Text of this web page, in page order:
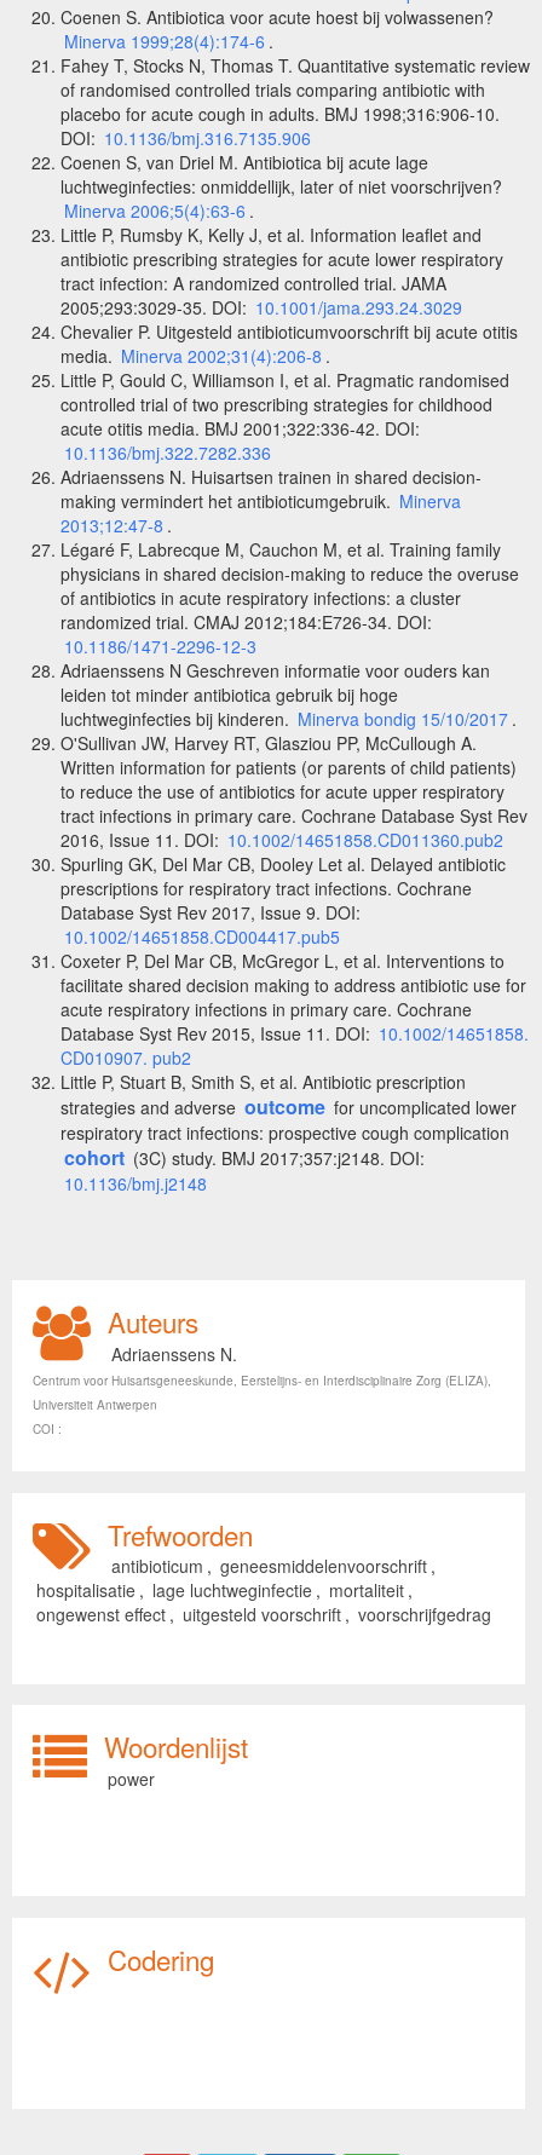
Coenen S. Antibiotica voor acute hoest bij volwassenen?
Minerva 1999;28(4):174-6 .
Fahey T, Stocks N, Thomas T. Quantitative systematic review
of randomised controlled trials comparing antibiotic with
placebo for acute cough in adults. BMJ 1998;316:906-10.
DOI: 10.1136/bmj.316.7135.906
Coenen S, van Driel M. Antibiotica bij acute lage
luchtweginfecties: onmiddellijk, later of niet voorschrijven?
Minerva 2006;5(4):63-6 .
Little P, Rumsby K, Kelly J, et al. Information leaflet and
antibiotic prescribing strategies for acute lower respiratory
tract infection: A randomized controlled trial. JAMA
2005;293:3029-35. DOI: 10.1001/jama.293.24.3029
Chevalier P. Uitgesteld antibioticumvoorschrift bij acute otitis
media. Minerva 2002;31(4):206-8 .
Little P, Gould C, Williamson I, et al. Pragmatic randomised
controlled trial of two prescribing strategies for childhood
acute otitis media. BMJ 2001;322:336-42. DOI:
10.1136/bmj.322.7282.336
Adriaenssens N. Huisartsen trainen in shared decision-
making vermindert het antibioticumgebruik. Minerva
2013;12:47-8 .
Légaré F, Labrecque M, Cauchon M, et al. Training family
physicians in shared decision-making to reduce the overuse
of antibiotics in acute respiratory infections: a cluster
randomized trial. CMAJ 2012;184:E726-34. DOI:
10.1186/1471-2296-12-3
Adriaenssens N Geschreven informatie voor ouders kan
leiden tot minder antibiotica gebruik bij hoge
luchtweginfecties bij kinderen. Minerva bondig 15/10/2017 .
O'Sullivan JW, Harvey RT, Glasziou PP, McCullough A.
Written information for patients (or parents of child patients)
to reduce the use of antibiotics for acute upper respiratory
tract infections in primary care. Cochrane Database Syst Rev
2016, Issue 11. DOI: 10.1002/14651858.CD011360.pub2
Spurling GK, Del Mar CB, Dooley Let al. Delayed antibiotic
prescriptions for respiratory tract infections. Cochrane
Database Syst Rev 2017, Issue 9. DOI:
10.1002/14651858.CD004417.pub5
Coxeter P, Del Mar CB, McGregor L, et al. Interventions to
facilitate shared decision making to address antibiotic use for
acute respiratory infections in primary care. Cochrane
Database Syst Rev 2015, Issue 11. DOI: 10.1002/14651858.
CD010907. pub2
Little P, Stuart B, Smith S, et al. Antibiotic prescription
strategies and adverse outcome for uncomplicated lower
respiratory tract infections: prospective cough complication
cohort (3C) study. BMJ 2017;357:j2148. DOI:
10.1136/bmj.j2148
Auteurs
Adriaenssens N.
Centrum voor Huisartsgeneeskunde, Eerstelijns- en Interdisciplinaire Zorg (ELIZA),
Universiteit Antwerpen
COI :
Trefwoorden
antibioticum , geneesmiddelenvoorschrift ,
hospitalisatie , lage luchtweginfectie , mortaliteit ,
ongewenst effect , uitgesteld voorschrift , voorschrijfgedrag
Woordenlijst
power
Codering